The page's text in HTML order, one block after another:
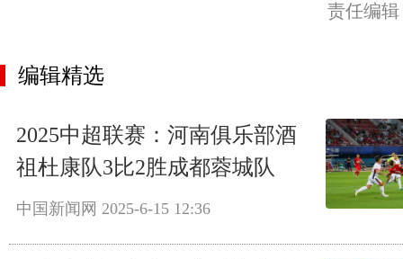
责任编
编辑精选
2025中超联赛：河南俱乐部酒
祖杜康队3比2胜成都蓉城队
中国新闻网 2025-6-15 12:36